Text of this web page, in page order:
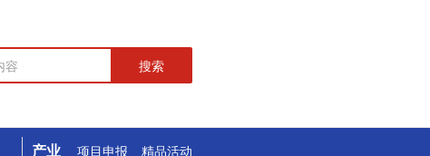
搜索
产业
项目申报
精品活动